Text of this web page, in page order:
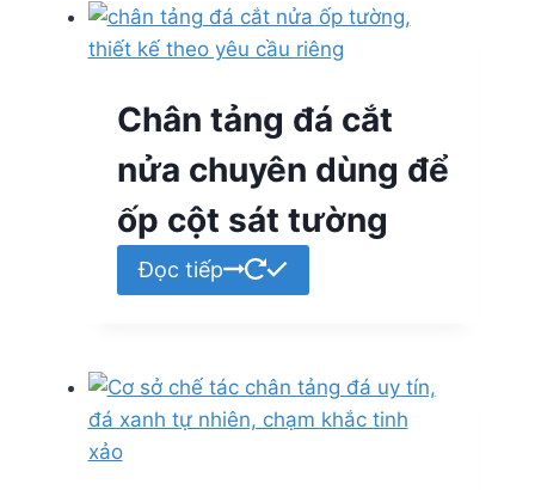
Chân tảng đá cắt
nửa chuyên dùng để
ốp cột sát tường
Đọc tiếp